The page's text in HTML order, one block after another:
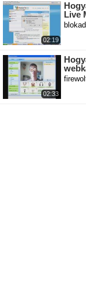
02:19
Live
blokad
02:33